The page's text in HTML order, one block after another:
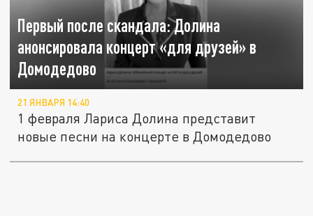
Первый после скандала: Долина
анонсировала концерт «для друзей» в
Домодедово
21 ЯНВАРЯ 14:40
1 февраля Лариса Долина представит
новые песни на концерте в Домодедово